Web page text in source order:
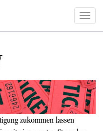
zukommen lassen